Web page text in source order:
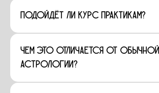
Подойдёт ли курс практикам?
Чем это отличается от обычной
астрологии?